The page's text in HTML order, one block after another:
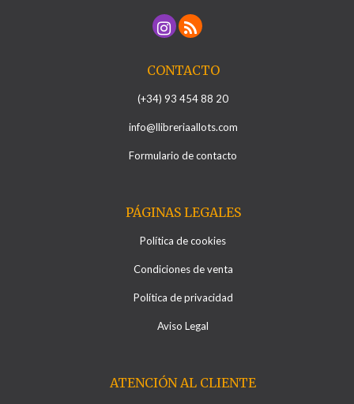
CONTACTO
(+34) 93 454 88 20
info@llibreriaallots.com
Formulario de contacto
PÁGINAS LEGALES
Política de cookies
Condiciones de venta
Política de privacidad
Aviso Legal
ATENCIÓN AL CLIENTE